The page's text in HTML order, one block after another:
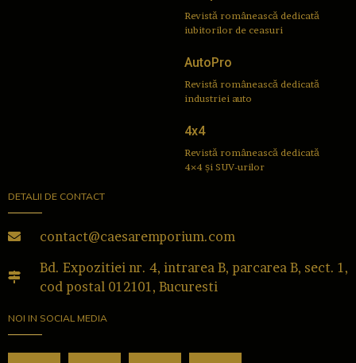
Revistă românească dedicată
iubitorilor de ceasuri
AutoPro
Revistă românească dedicată
industriei auto
4x4
Revistă românească dedicată
4×4 și SUV-urilor
DETALII DE CONTACT
contact@caesaremporium.com
Bd. Expozitiei nr. 4, intrarea B, parcarea B, sect. 1,
cod postal 012101, Bucuresti
NOI IN SOCIAL MEDIA